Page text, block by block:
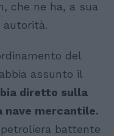
che ne ha, a sua
del
assunto il
diretto sulla
nave mercantile.
petroliera battente